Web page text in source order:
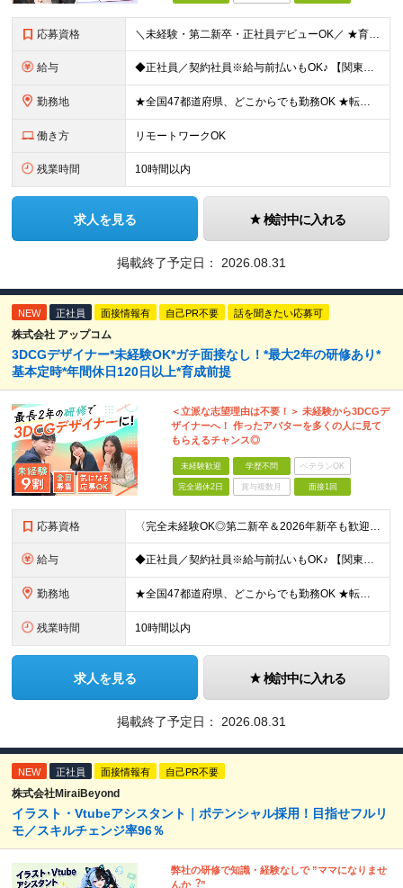
応募資格 ＼未経験・第二新卒・正社員デビューOK／ ★育成前提の採用を実施中！ ■経歴・ブランク不問 ■学歴不問 ≪≪特別なスキルや経験は必要なし！≫≫ 当社では人柄重視の採用を実施しています。 働く先輩社員
給与 ◆正社員／契約社員※給与前払いもOK♪ 【関東（一都三県）】 月給25万円～ ※固定残業代（月20時間分／月3万2383円）を含む。超過分は別途支給。 ※試用期間中の給与は月給23万円～ 【関東（北
勤務地 ★全国47都道府県、どこからでも勤務OK ★転勤なし！腰を据えて活躍◎ ★マイカー通勤OK（拠点による） ★業務に慣れたら、ゆくゆくはリモート併用やフルリモートも可能 全国のお客様先にて勤務していた
働き方 リモートワークOK
残業時間 10時間以内
求人を見る 検討中に入れる
掲載終了予定日： 2026.08.31
NEW 正社員 面接情報有 自己PR不要 話を聞きたい応募可
株式会社 アップコム
3DCGデザイナー*未経験OK*ガチ面接なし！*最大2年の研修あり*
基本定時*年間休日120日以上*育成前提
＜立派な志望理由は不要！＞ 未経験から3DCGデ
ザイナーへ！ 作ったアバターを多くの人に見て
もらえるチャンス◎
未経験歓迎 学歴不問 ベテランOK
完全週休2日 賞与複数月 面接1回
応募資格 〈完全未経験OK◎第二新卒＆2026年新卒も歓迎します！〉 ☆「VtubeやVRChatが気になる！」の志望動機でOK ☆社会人デビューOK／学歴・経歴不問 未経験スタート前提のポテンシャル採用。
給与 ◆正社員／契約社員※給与前払いもOK♪ 【関東（一都三県）】 月給25万円～ ※固定残業代（月20時間分／月3万2383円）を含む。超過分は別途支給。 ※試用期間中の給与は月給23万円～ 【関東（北
勤務地 ★全国47都道府県、どこからでも勤務OK ★転勤なし！腰を据えて活躍◎ ★マイカー通勤OK（拠点による） ★業務に慣れたら、ゆくゆくはリモート併用やフルリモートも可能 全国のお客様先にて勤務していた
残業時間 10時間以内
求人を見る 検討中に入れる
掲載終了予定日： 2026.08.31
NEW 正社員 面接情報有 自己PR不要
株式会社MiraiBeyond
イラスト・Vtubeアシスタント｜ポテンシャル採用！目指せフルリ
モ／スキルチェンジ率96％
弊社の研修で知識・経験なしで ”ママになりませ
んか︖”